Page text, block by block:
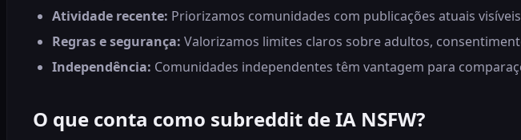
Atividade recente: Priorizamos comunidades com publicações atuais
Regras e segurança: Valorizamos limites claros sobre adultos,
Independência: Comunidades independentes têm vantagem para
O que conta como subreddit de IA NSFW?